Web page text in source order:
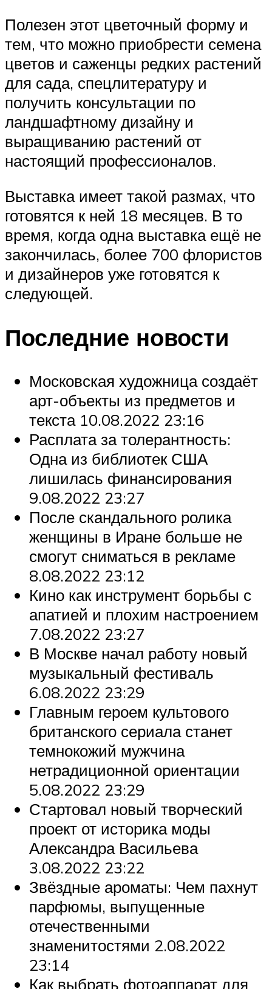
Полезен этот цветочный форму и
тем, что можно приобрести семена
цветов и саженцы редких растений
для сада, спецлитературу и
получить консультации по
ландшафтному дизайну и
выращиванию растений от
настоящий профессионалов.
Выставка имеет такой размах, что
готовятся к ней 18 месяцев. В то
время, когда одна выставка ещё не
закончилась, более 700 флористов
и дизайнеров уже готовятся к
следующей.
Последние новости
Московская художница создаёт
арт-объекты из предметов и
текста 10.08.2022 23:16
Расплата за толерантность:
Одна из библиотек США
лишилась финансирования
9.08.2022 23:27
После скандального ролика
женщины в Иране больше не
смогут сниматься в рекламе
8.08.2022 23:12
Кино как инструмент борьбы с
апатией и плохим настроением
7.08.2022 23:27
В Москве начал работу новый
музыкальный фестиваль
6.08.2022 23:29
Главным героем культового
британского сериала станет
темнокожий мужчина
нетрадиционной ориентации
5.08.2022 23:29
Стартовал новый творческий
проект от историка моды
Александра Васильева
3.08.2022 23:22
Звёздные ароматы: Чем пахнут
парфюмы, выпущенные
отечественными
знаменитостями 2.08.2022
23:14
Как выбрать фотоаппарат для